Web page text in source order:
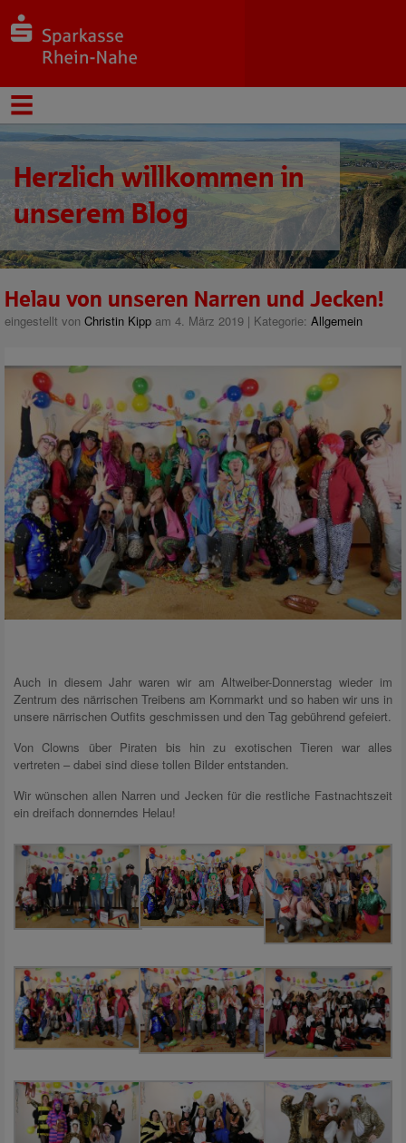
Herzlich willkommen in
unserem Blog
Helau von unseren Narren und Jecken!
eingestellt von Christin Kipp am 4. März 2019 | Kategorie: Allgemein
Auch in diesem Jahr waren wir am Altweiber-Donnerstag wieder im
Zentrum des närrischen Treibens am Kornmarkt und so haben wir uns in
unsere närrischen Outfits geschmissen und den Tag gebührend gefeiert.
Von Clowns über Piraten bis hin zu exotischen Tieren war alles
vertreten – dabei sind diese tollen Bilder entstanden.
Wir wünschen allen Narren und Jecken für die restliche Fastnachtszeit
ein dreifach donnerndes Helau!